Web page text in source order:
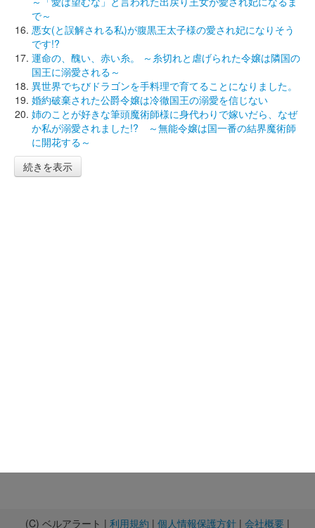
で～
悪女(と誤解される私)が腹黒王太子様の愛され妃になりそう
です!?
運命の、醜い、赤い糸。 ～糸切れと虐げられた令嬢は隣国の
国王に溺愛される～
異世界でちびドラゴンを手料理で育てることになりました。
婚約破棄された公爵令嬢は冷徹国王の溺愛を信じない
姉のことが好きな筆頭魔術師様に身代わりで嫁いだら、なぜ
か私が溺愛されました!? ～無能令嬢は国一番の結界魔術師
に開花する～
続きを表示
(C) ベルアラート | 利用規約 | 個人情報保護方針 | 会社概要 |